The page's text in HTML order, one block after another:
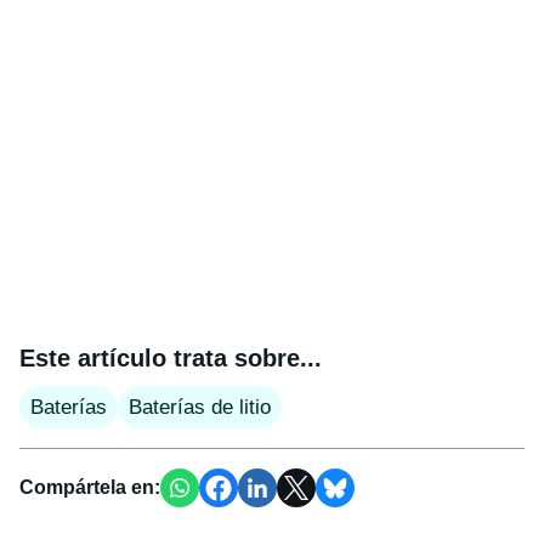
Este artículo trata sobre...
Baterías Baterías de litio
Compártela en: